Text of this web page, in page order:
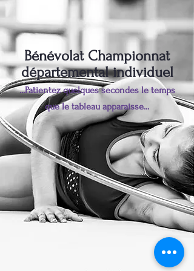
Bénévolat Championnat
départemental individuel
...Patientez quelques secondes le temps
que le tableau apparaisse...